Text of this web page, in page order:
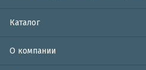
Каталог
О компании